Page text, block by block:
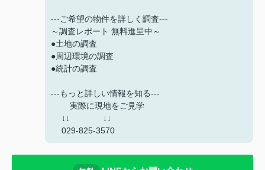
---ご希望の物件を詳しく調査---
～調査レポート 無料進呈中～
●土地の調査
●周辺環境の調査
●統計の調査
---もっと詳しい情報を知る---
実際に現地をご見学
↓↓ ↓↓
029-825-3570